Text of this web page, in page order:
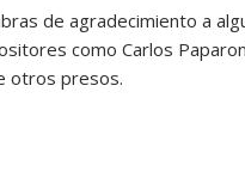
de agradecimiento a
como Carlos
otros presos.